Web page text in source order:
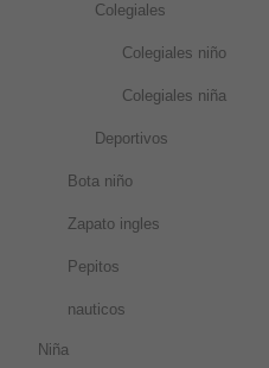
Colegiales
Colegiales niño
Colegiales niña
Deportivos
Bota niño
Zapato ingles
Pepitos
nauticos
Niña